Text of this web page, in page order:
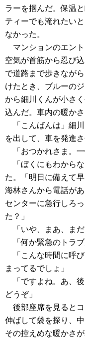
ラーを掴んだ。保温
ティーでも淹れたい
なかった。
マンションのエント
空気が首筋から忍び
で道路まで歩きなが
けたとき、ブルーの
から細川くんが小さ
込んだ。車内の暖か
「こんばんは」細川
を出して、車を発進さ
「おつかれさま。一
「ぼくにもわからな
た。「明日に備えて
海林さんから電話が
センターに急行しろ
た？」
「いや、まあ、まだ
「何か緊急のトラブ
「こんな時間に呼
まってるでしょ」
「ですよね。あ、後
どうぞ」
後部座席を見るとコ
伸ばして袋を探り、
その控えめな暖かさ